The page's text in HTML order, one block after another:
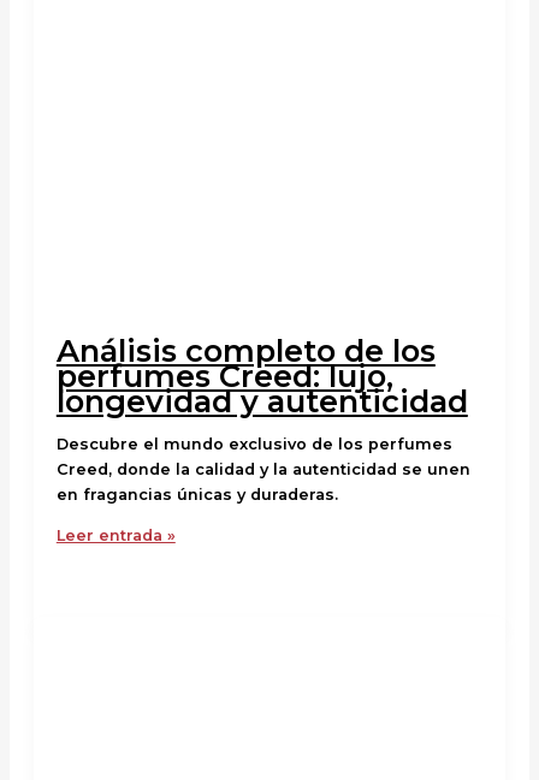
Análisis completo de los
perfumes Creed: lujo,
longevidad y autenticidad
Descubre el mundo exclusivo de los perfumes
Creed, donde la calidad y la autenticidad se unen
en fragancias únicas y duraderas.
Leer entrada »